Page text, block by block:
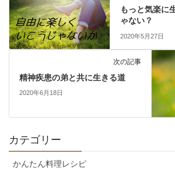
もっと気楽に
ゃない？
2020年5月27日
次の記事
精神疾患の弟と共に生きる道
2020年6月18日
カテゴリー
かんたん料理レシピ